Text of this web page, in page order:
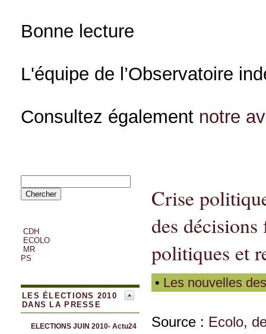
Bonne lecture
L'équipe de l’Observatoire
Consultez également notre
CDH
ECOLO
MR
PS
LES ÉLECTIONS 2010
DANS LA PRESSE
ELECTIONS JUIN 2010- Actu24
Crise
des
politiques et
• Les nouvelles
Source : Ecolo,